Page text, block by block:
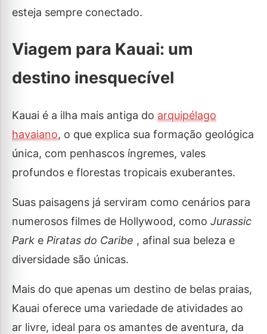
esteja sempre conectado.
Viagem para Kauai: um
destino inesquecível
Kauai é a ilha mais antiga do arquipélago
havaiano, o que explica sua formação geológica
única, com penhascos íngremes, vales
profundos e florestas tropicais exuberantes.
Suas paisagens já serviram como cenários para
numerosos filmes de Hollywood, como Jurassic
Park e Piratas do Caribe , afinal sua beleza e
diversidade são únicas.
Mais do que apenas um destino de belas praias,
Kauai oferece uma variedade de atividades ao
ar livre, ideal para os amantes de aventura, da